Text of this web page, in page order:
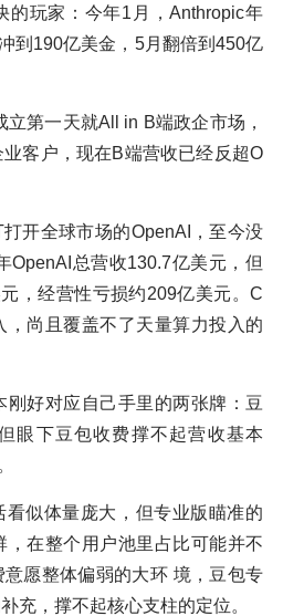
的玩家：今年1月，Anthropic年
到190亿美金，5月翻倍到450亿
第一天就All in B端政企市场，
客户，现在B端营收已经反超O
开全球市场的OpenAI，至今没
OpenAI总营收130.7亿美元，但
，经营性亏损约209亿美元。C
尚且覆盖不了天量算力投入的
刚好对应自己手里的两张牌：豆
眼下豆包收费撑不起营收基本
似体量庞大，但专业版瞄准的
在整个用户池里占比可能并不
愿整体偏弱的大环 境，豆包专
充，撑不起核心支柱的定位。